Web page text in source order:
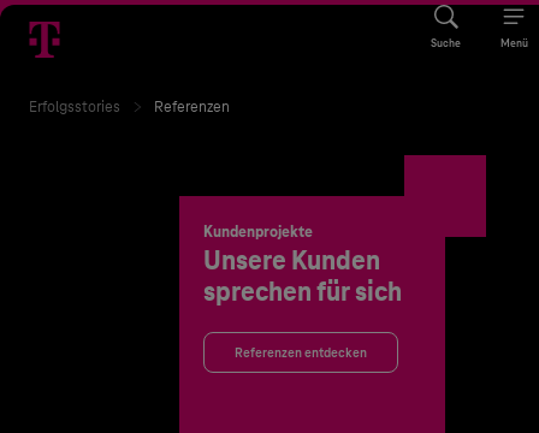
Suche Menü
Erfolgsstories Referenzen
Kundenprojekte
Unsere Kunden
sprechen für sich
Referenzen entdecken